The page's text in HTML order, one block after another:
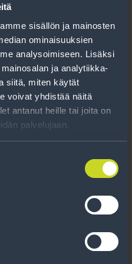
sisällön ja mainosten
ominaisuuksien
analysoimiseen. Lisäksi
ja analytiikka-
siitä, miten käytät
voivat yhdistää näitä
antanut heille tai joita on
palvelujaan.